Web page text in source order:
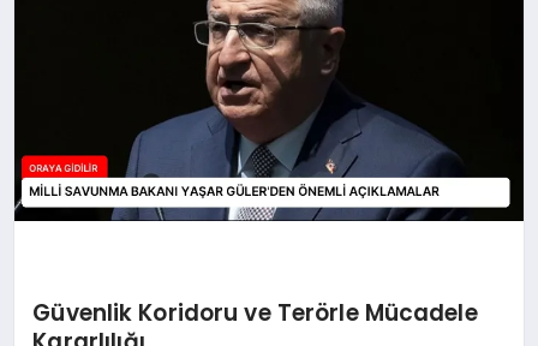
Güvenlik Koridoru ve Terörle Mücadele